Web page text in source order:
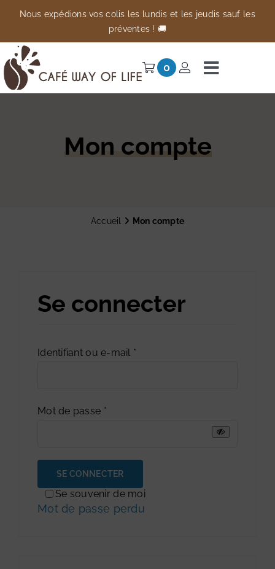
Passer
contenu
Nous expédions vos colis les lundis et les jeudis sauf les
préventes ! 🚚
0
à
PréventesMon compte
Accueil Mon compte
Se connecter
Identifiant ou e-mail *
Mot de passe *Obligatoire
Se souvenir de moi
SE CONNECTER
Mot de passe perdu